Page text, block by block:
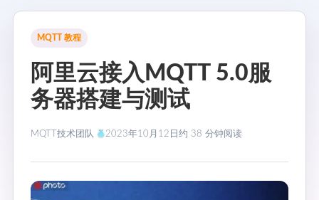
MQTT 教程
阿里云接入MQTT 5.0服
务器搭建与测试
MQTT技术团队 2023年10月12日 约 38 分钟阅读